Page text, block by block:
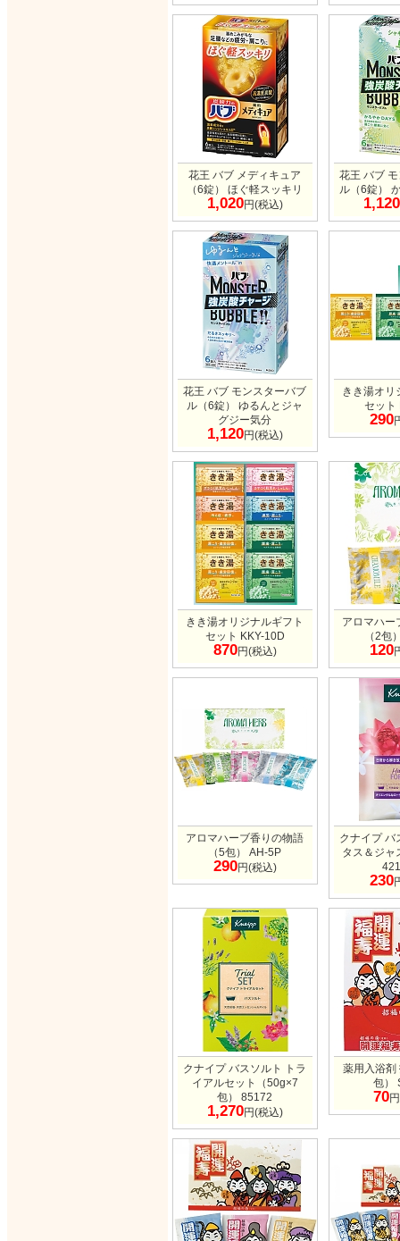
花王 バブ メディキュア
（6錠） ほぐ軽スッキリ
1,020円(税込)
花王 バブ
ル（6錠）
1,120
花王 バブ モンスターバブ
ル（6錠） ゆるんとジャ
グジー気分
1,120円(税込)
きき湯オリ
セット
290
きき湯オリジナルギフト
セット KKY-10D
870円(税込)
アロマハー
（2包
120
アロマハーブ香りの物語
（5包） AH-5P
290円(税込)
クナイプ バ
タス＆ジャ
230
クナイプ バスソルト トラ
イアルセット（50g×7
包） 85172
1,270円(税込)
薬用入浴剤
包）
70